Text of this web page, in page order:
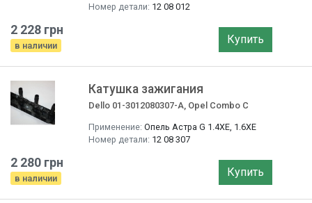
Номер детали: 12 08 012
2 228 грн
в наличии Купить
Катушка зажигания
Dello 01-3012080307-A, Opel Combo C
Применение: Опель Астра G 1.4XE, 1.6XE
Номер детали: 12 08 307
2 280 грн
в наличии Купить